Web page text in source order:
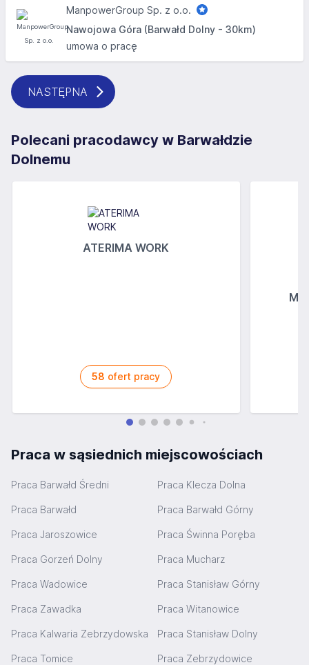
ManpowerGroup Sp. z o.o.
Nawojowa Góra (Barwałd Dolny - 30km)
umowa o pracę
NASTĘPNA
Polecani pracodawcy w Barwałdzie
Dolnemu
ATERIMA WORK
58 ofert pracy
Praca w sąsiednich miejscowościach
Praca Barwałd Średni Praca Klecza Dolna
Praca Barwałd Praca Barwałd Górny
Praca Jaroszowice Praca Świnna Poręba
Praca Gorzeń Dolny Praca Mucharz
Praca Wadowice Praca Stanisław Górny
Praca Zawadka Praca Witanowice
Praca Kalwaria Zebrzydowska Praca Stanisław Dolny
Praca Tomice Praca Zebrzydowice